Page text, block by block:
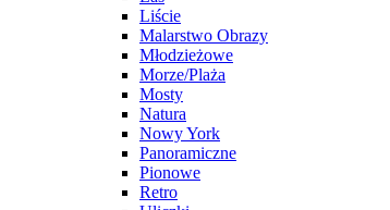
Liście
Malarstwo Obrazy
Młodzieżowe
Morze/Plaża
Mosty
Natura
Nowy York
Panoramiczne
Pionowe
Retro